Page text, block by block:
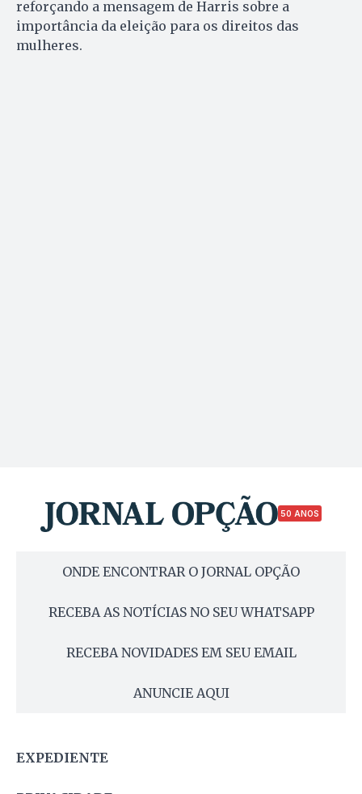
reforçando a mensagem de Harris sobre a
importância da eleição para os direitos das
mulheres.
50 ANOS
ONDE ENCONTRAR O JORNAL OPÇÃO
RECEBA AS NOTÍCIAS NO SEU WHATSAPP
RECEBA NOVIDADES EM SEU EMAIL
ANUNCIE AQUI
EXPEDIENTE